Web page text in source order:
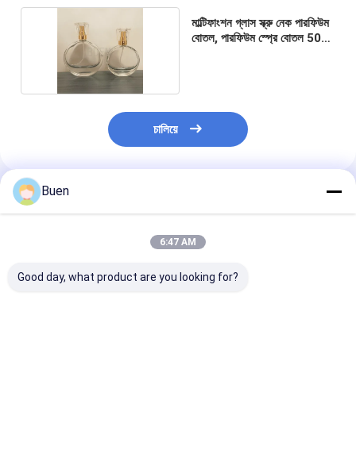
মাল্টিফাংশন গ্লাস স্ক্রু নেক পারফিউম
বোতল, পারফিউম স্প্রে বোতল 50
চালিয়ে
প্রস্তাবিত পণ্য
Buen
6:47 AM
Good day, what product are you looking for?